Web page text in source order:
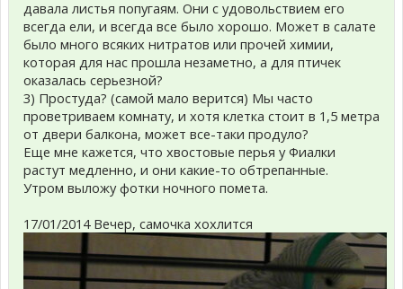
давала листья попугаям. Они с удовольствием его
всегда ели, и всегда все было хорошо. Может в салате
было много всяких нитратов или прочей химии,
которая для нас прошла незаметно, а для птичек
оказалась серьезной?
3) Простуда? (самой мало верится) Мы часто
проветриваем комнату, и хотя клетка стоит в 1,5 метра
от двери балкона, может все-таки продуло?
Еще мне кажется, что хвостовые перья у Фиалки
растут медленно, и они какие-то обтрепанные.
Утром выложу фотки ночного помета.
17/01/2014 Вечер, самочка хохлится